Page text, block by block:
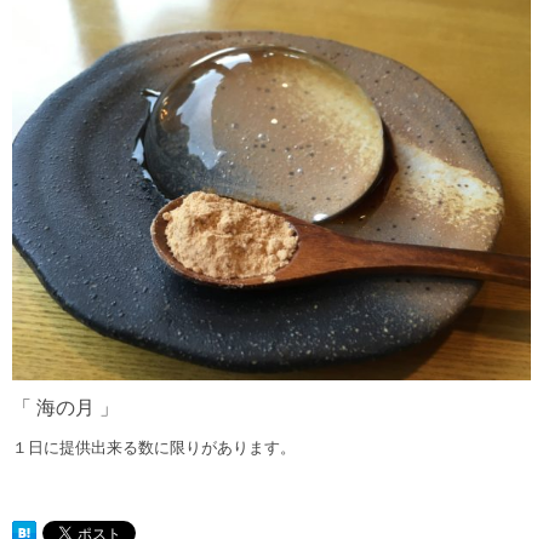
「 海の月 」
１日に提供出来る数に限りがあります。